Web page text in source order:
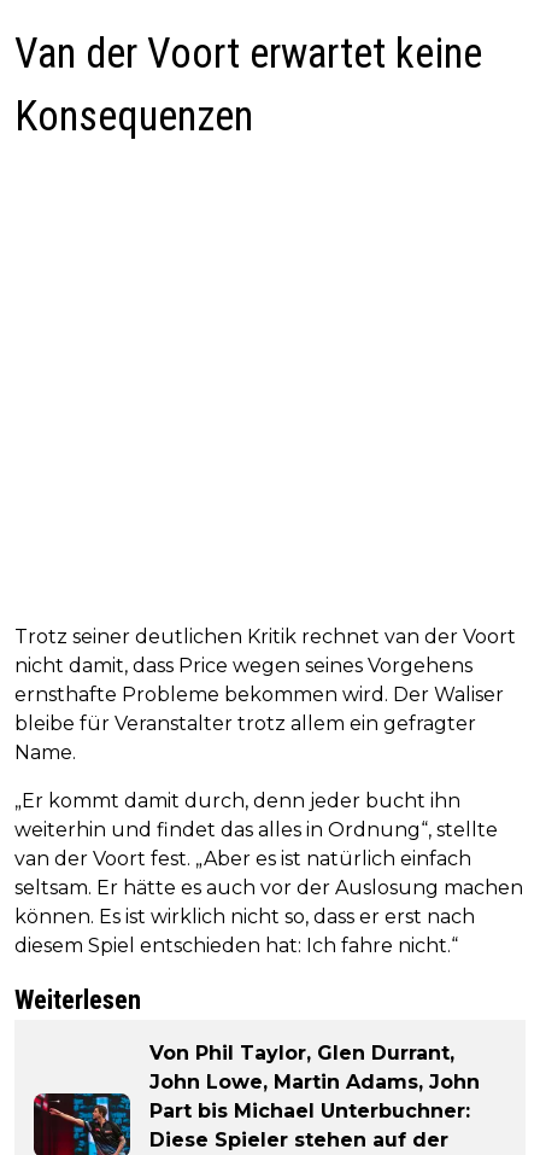
Van der Voort erwartet keine
Konsequenzen
Trotz seiner deutlichen Kritik rechnet van der Voort
nicht damit, dass Price wegen seines Vorgehens
ernsthafte Probleme bekommen wird. Der Waliser
bleibe für Veranstalter trotz allem ein gefragter
Name.
„Er kommt damit durch, denn jeder bucht ihn
weiterhin und findet das alles in Ordnung“, stellte
van der Voort fest. „Aber es ist natürlich einfach
seltsam. Er hätte es auch vor der Auslosung machen
können. Es ist wirklich nicht so, dass er erst nach
diesem Spiel entschieden hat: Ich fahre nicht.“
Weiterlesen
Von Phil Taylor, Glen Durrant,
John Lowe, Martin Adams, John
Part bis Michael Unterbuchner:
Diese Spieler stehen auf der